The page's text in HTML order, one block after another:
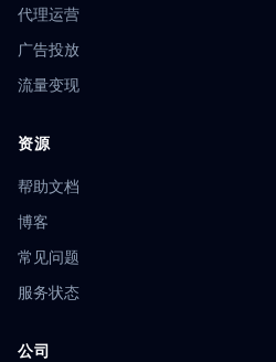
代理运营
广告投放
流量变现
资源
帮助文档
博客
常见问题
服务状态
公司